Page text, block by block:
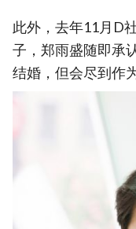
此外，去年11月D
子，郑雨盛随即承
结婚，但会尽到作